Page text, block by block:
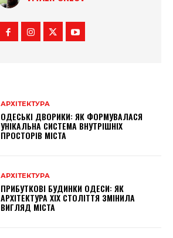
АРХІТЕКТУРА
ОДЕСЬКІ ДВОРИКИ: ЯК ФОРМУВАЛАСЯ
УНІКАЛЬНА СИСТЕМА ВНУТРІШНІХ
ПРОСТОРІВ МІСТА
АРХІТЕКТУРА
ПРИБУТКОВІ БУДИНКИ ОДЕСИ: ЯК
АРХІТЕКТУРА XIX СТОЛІТТЯ ЗМІНИЛА
ВИГЛЯД МІСТА